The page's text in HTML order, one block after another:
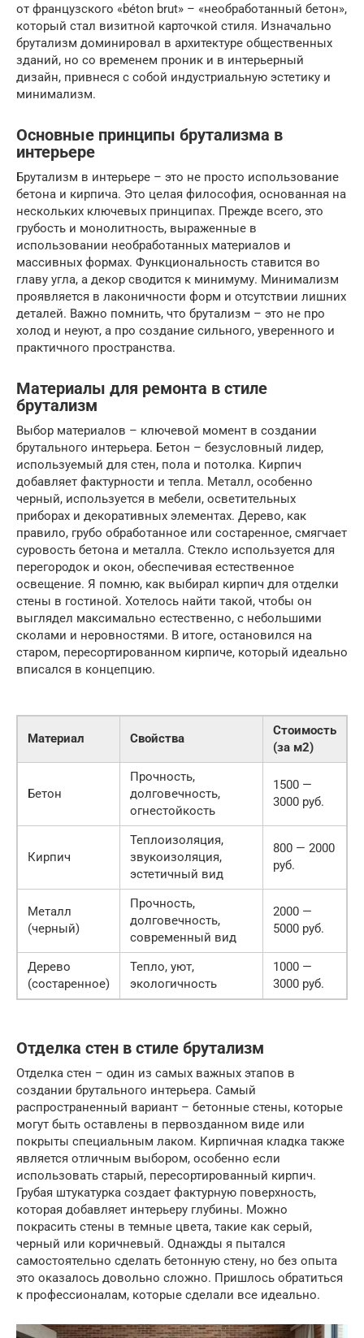
от французского «béton brut» – «необработанный бетон»,
который стал визитной карточкой стиля. Изначально
брутализм доминировал в архитектуре общественных
зданий, но со временем проник и в интерьерный
дизайн, привнеся с собой индустриальную эстетику и
минимализм.
Основные принципы брутализма в
интерьере
Брутализм в интерьере – это не просто использование
бетона и кирпича. Это целая философия, основанная на
нескольких ключевых принципах. Прежде всего, это
грубость и монолитность, выраженные в
использовании необработанных материалов и
массивных формах. Функциональность ставится во
главу угла, а декор сводится к минимуму. Минимализм
проявляется в лаконичности форм и отсутствии лишних
деталей. Важно помнить, что брутализм – это не про
холод и неуют, а про создание сильного, уверенного и
практичного пространства.
Материалы для ремонта в стиле
брутализм
Выбор материалов – ключевой момент в создании
брутального интерьера. Бетон – безусловный лидер,
используемый для стен, пола и потолка. Кирпич
добавляет фактурности и тепла. Металл, особенно
черный, используется в мебели, осветительных
приборах и декоративных элементах. Дерево, как
правило, грубо обработанное или состаренное, смягчает
суровость бетона и металла. Стекло используется для
перегородок и окон, обеспечивая естественное
освещение. Я помню, как выбирал кирпич для отделки
стены в гостиной. Хотелось найти такой, чтобы он
выглядел максимально естественно, с небольшими
сколами и неровностями. В итоге, остановился на
старом, пересортированном кирпиче, который идеально
вписался в концепцию.
Материал Свойства
Стоимость
(за м2)
Бетон
Прочность,
долговечность,
огнестойкость
1500 —
3000 руб.
Кирпич
Теплоизоляция,
звукоизоляция,
эстетичный вид
800 — 2000
руб.
Металл
(черный)
Прочность,
долговечность,
современный вид
2000 —
5000 руб.
Дерево
(состаренное)
Тепло, уют,
экологичность
1000 —
3000 руб.
Отделка стен в стиле брутализм
Отделка стен – один из самых важных этапов в
создании брутального интерьера. Самый
распространенный вариант – бетонные стены, которые
могут быть оставлены в первозданном виде или
покрыты специальным лаком. Кирпичная кладка также
является отличным выбором, особенно если
использовать старый, пересортированный кирпич.
Грубая штукатурка создает фактурную поверхность,
которая добавляет интерьеру глубины. Можно
покрасить стены в темные цвета, такие как серый,
черный или коричневый. Однажды я пытался
самостоятельно сделать бетонную стену, но без опыта
это оказалось довольно сложно. Пришлось обратиться
к профессионалам, которые сделали все идеально.